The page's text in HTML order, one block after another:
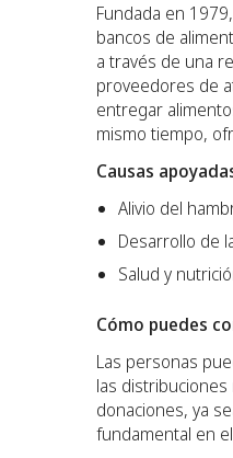
Fundada en
bancos de
a través de una
proveedores de
entregar
mismo tiempo,
Causas
Alivio del
Desarrollo de
Salud y
Cómo puedes
Las personas
las
donaciones, ya
fundamental en